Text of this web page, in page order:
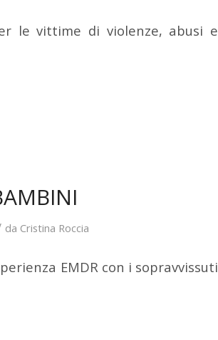
le vittime di violenze, abusi e
da Cristina Roccia
EMDR con i sopravvissuti